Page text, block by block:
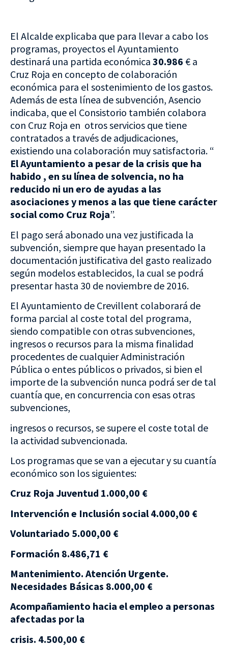
El Alcalde explicaba que para llevar a cabo los
programas, proyectos el Ayuntamiento
destinará una partida económica 30.986 € a
Cruz Roja en concepto de colaboración
económica para el sostenimiento de los gastos.
Además de esta línea de subvención, Asencio
indicaba, que el Consistorio también colabora
con Cruz Roja en otros servicios que tiene
contratados a través de adjudicaciones,
existiendo una colaboración muy satisfactoria. “
El Ayuntamiento a pesar de la crisis que ha
habido , en su línea de solvencia, no ha
reducido ni un ero de ayudas a las
asociaciones y menos a las que tiene carácter
social como Cruz Roja”.
El pago será abonado una vez justificada la
subvención, siempre que hayan presentado la
documentación justificativa del gasto realizado
según modelos establecidos, la cual se podrá
presentar hasta 30 de noviembre de 2016.
El Ayuntamiento de Crevillent colaborará de
forma parcial al coste total del programa,
siendo compatible con otras subvenciones,
ingresos o recursos para la misma finalidad
procedentes de cualquier Administración
Pública o entes públicos o privados, si bien el
importe de la subvención nunca podrá ser de tal
cuantía que, en concurrencia con esas otras
subvenciones,
ingresos o recursos, se supere el coste total de
la actividad subvencionada.
Los programas que se van a ejecutar y su cuantía
económico son los siguientes:
Cruz Roja Juventud 1.000,00 €
Intervención e Inclusión social 4.000,00 €
Voluntariado 5.000,00 €
Formación 8.486,71 €
Mantenimiento. Atención Urgente.
Necesidades Básicas 8.000,00 €
Acompañamiento hacia el empleo a personas
afectadas por la
crisis. 4.500,00 €